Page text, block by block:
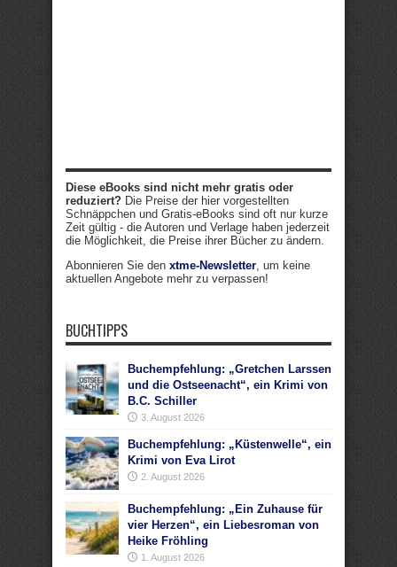
Diese eBooks sind nicht mehr gratis oder
reduziert? Die Preise der hier vorgestellten
Schnäppchen und Gratis-eBooks sind oft nur kurze
Zeit gültig - die Autoren und Verlage haben jederzeit
die Möglichkeit, die Preise ihrer Bücher zu ändern.
Abonnieren Sie den xtme-Newsletter, um keine
aktuellen Angebote mehr zu verpassen!
BUCHTIPPS
Buchempfehlung: „Gretchen Larssen
und die Ostseenacht“, ein Krimi von
B.C. Schiller
3. August 2026
Buchempfehlung: „Küstenwelle“, ein
Krimi von Eva Lirot
2. August 2026
Buchempfehlung: „Ein Zuhause für
vier Herzen“, ein Liebesroman von
Heike Fröhling
1. August 2026